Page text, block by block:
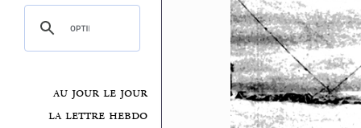
au jour le jour
la lettre hebdo